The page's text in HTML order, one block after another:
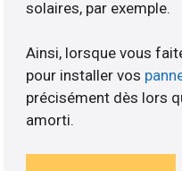
solaires, par exemple.
Ainsi, lorsque vous
pour installer vos
précisément dès lors
amorti.